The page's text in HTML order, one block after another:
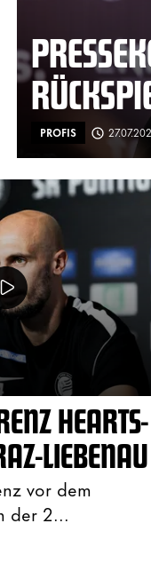
PROFIS
HEARTS-
LIEBENAU
vor dem
der 2...